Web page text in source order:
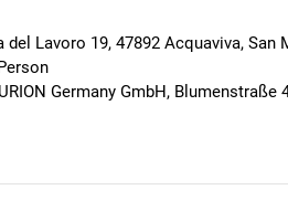
- am besten in Kombination
Absorptionsfreiheit mit allen auf
+60 %) und konstanter
(ca. -9 % bei RR),
del Lavoro 19, 47892 Acquaviva,
Germany GmbH,